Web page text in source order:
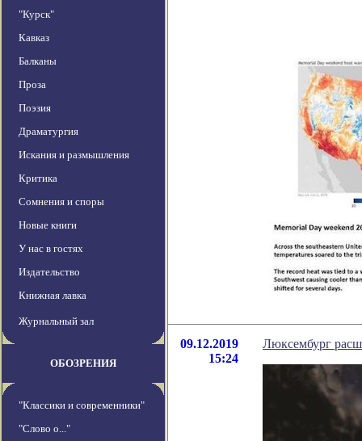
"Курск"
Кавказ
Балканы
Проза
Поэзия
Драматургия
Искания и размышления
Критика
Сомнения и споры
Новые книги
У нас в гостях
Издательство
Книжная лавка
Журнальный зал
ОБОЗРЕНИЯ
"Классики и современники"
"Слово о..."
09.12.2019
15:24
Люксембург